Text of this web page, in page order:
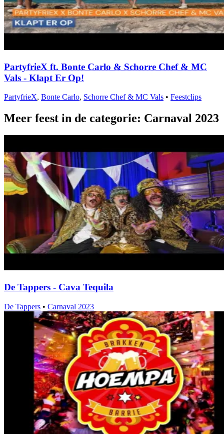
PartyfrieX ft. Bonte Carlo & Schorre Chef & MC
Vals - Klapt Er Op!
PartyfrieX, Bonte Carlo, Schorre Chef & MC Vals • Feestclips
Meer feest in de categorie: Carnaval 2023
De Tappers - Cava Tequila
De Tappers • Carnaval 2023